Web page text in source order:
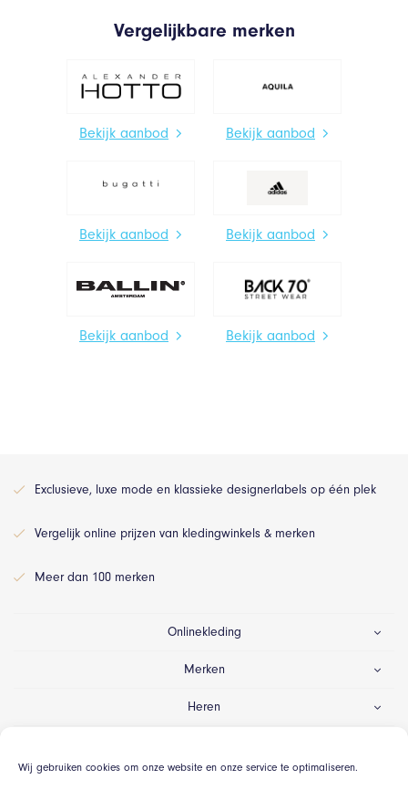
Wij gebruiken cookies om onze website en onze service te optimaliseren.
Vergelijkbare merken
Bekijk aanbod Bekijk aanbod
Bekijk aanbod Bekijk aanbod
Bekijk aanbod Bekijk aanbod
Exclusieve, luxe mode en klassieke designerlabels op één plek
Vergelijk online prijzen van kledingwinkels & merken
Meer dan 100 merken
Onlinekleding
Merken
Heren